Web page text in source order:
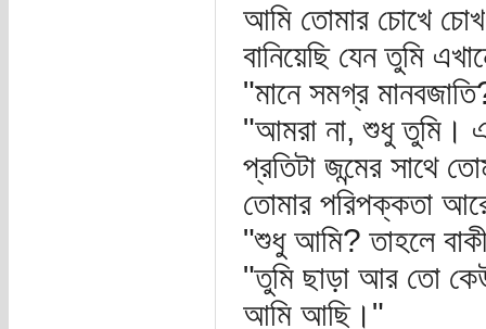
আমি তোমার চোখে চোখ
বানিয়েছি যেন তুমি
"মানে সমগ্র
"আমরা না, শুধু তুমি।
প্রতিটা জন্মের সাথে
তোমার পরিপক্কতা
"শুধু আমি? তাহলে
"তুমি ছাড়া আর তো
আমি আছি।"